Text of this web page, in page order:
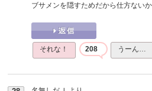
ブサメンを隠すためだから仕方ないか
それな！ 208 うーん…